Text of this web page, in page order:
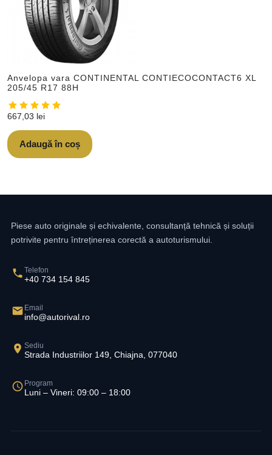
Anvelopa vara CONTINENTAL CONTIECOCONTACT6 XL
205/45 R17 88H
667,03 lei
Adaugă în coș
Piese auto originale și echivalente, consultanță tehnică și soluții
potrivite pentru întreținerea corectă a autoturismului.
Telefon
+40 734 154 845
Email
info@autorival.ro
Sediu
Strada Industriilor 149, Chiajna, 077040
Program
Luni – Vineri: 09:00 – 18:00